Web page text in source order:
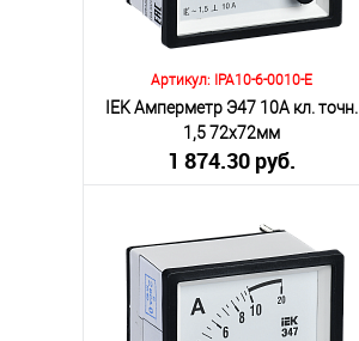
В избранное
Под заказ
Артикул: IPA10-6-0010-E
IEK Амперметр Э47 10А кл. точн.
1,5 72х72мм
1 874.30 руб.
Количество:
В корзину